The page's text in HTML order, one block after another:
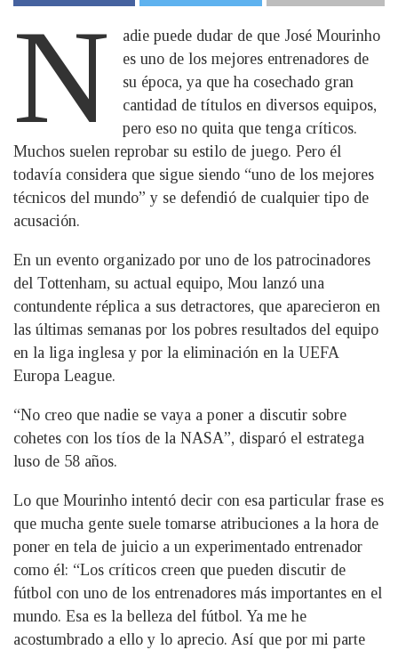
N
adie puede dudar de que José Mourinho
es uno de los mejores entrenadores de
su época, ya que ha cosechado gran
cantidad de títulos en diversos equipos,
pero eso no quita que tenga críticos.
Muchos suelen reprobar su estilo de juego. Pero él
todavía considera que sigue siendo “uno de los mejores
técnicos del mundo” y se defendió de cualquier tipo de
acusación.
En un evento organizado por uno de los patrocinadores
del Tottenham, su actual equipo, Mou lanzó una
contundente réplica a sus detractores, que aparecieron en
las últimas semanas por los pobres resultados del equipo
en la liga inglesa y por la eliminación en la UEFA
Europa League.
“No creo que nadie se vaya a poner a discutir sobre
cohetes con los tíos de la NASA”, disparó el estratega
luso de 58 años.
Lo que Mourinho intentó decir con esa particular frase es
que mucha gente suele tomarse atribuciones a la hora de
poner en tela de juicio a un experimentado entrenador
como él: “Los críticos creen que pueden discutir de
fútbol con uno de los entrenadores más importantes en el
mundo. Esa es la belleza del fútbol. Ya me he
acostumbrado a ello y lo aprecio. Así que por mi parte